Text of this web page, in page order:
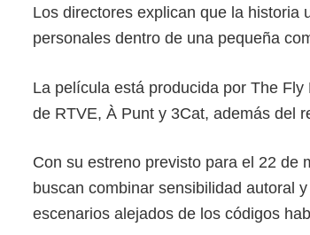
Los directores explican que la historia
personales dentro de una pequeña
La película está producida por The
de RTVE, À Punt y 3Cat, además del
Con su estreno previsto para el 22 de
buscan combinar sensibilidad autoral
escenarios alejados de los códigos